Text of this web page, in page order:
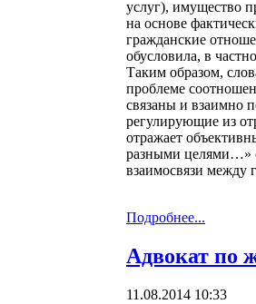
услуг), имущество
на основе
гражданские
обусловила, в
Таким образом,
проблеме
связаны и взаимно
регулирующие из
отражает
разными целями…»
взаимосвязи между
Подробнее...
Адвокат по
11.08.2014 10:33